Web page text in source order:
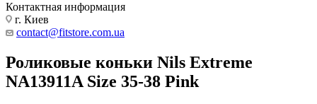
Контактная информация
г. Киев
contact@fitstore.com.ua
Роликовые коньки Nils Extreme
NA13911A Size 35-38 Pink